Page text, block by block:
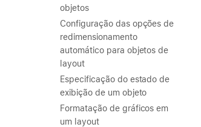
objetos
Configuração das opções de
redimensionamento
automático para objetos de
layout
Especificação do estado de
exibição de um objeto
Formatação de gráficos em
um layout